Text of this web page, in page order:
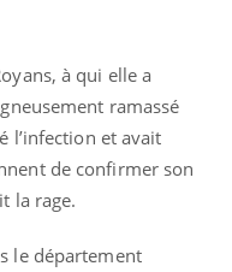
à qui elle a
ramassé
l’infection et avait
de confirmer son
la rage.
le département